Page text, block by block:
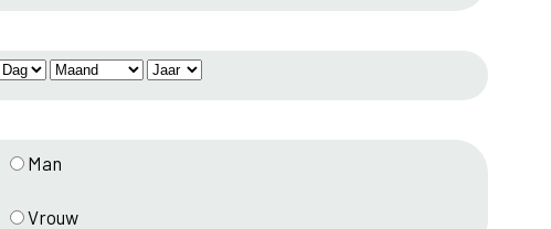
Man
Vrouw